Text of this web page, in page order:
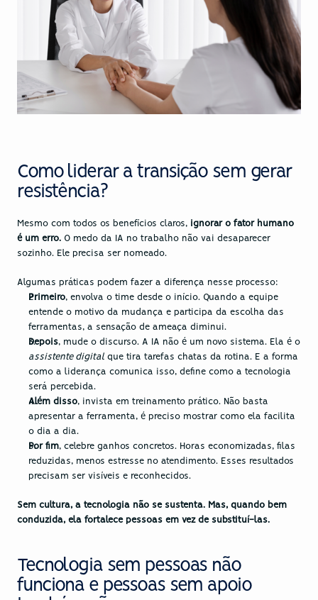
Como liderar a transição sem gerar
resistência?
Mesmo com todos os benefícios claros, ignorar o fator humano
é um erro. O medo da IA no trabalho não vai desaparecer
sozinho. Ele precisa ser nomeado.
Algumas práticas podem fazer a diferença nesse processo:
Primeiro, envolva o time desde o início. Quando a equipe
entende o motivo da mudança e participa da escolha das
ferramentas, a sensação de ameaça diminui.
Depois
assistente digital que tira tarefas chatas da rotina. E a forma
como a liderança comunica isso, define como a tecnologia
será percebida.
Além disso, invista em treinamento prático. Não basta
apresentar a ferramenta, é preciso mostrar como ela facilita
o dia a dia.
Por fim, celebre ganhos concretos. Horas economizadas, filas
reduzidas, menos estresse no atendimento. Esses resultados
precisam ser visíveis e reconhecidos.
Sem cultura, a tecnologia não se sustenta. Mas, quando bem
conduzida, ela fortalece pessoas em vez de substituí-las.
Tecnologia sem pessoas não
funciona e pessoas sem apoio